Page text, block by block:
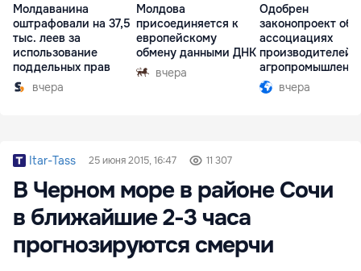
Молдаванина
оштрафовали на 37,5
тыс. леев за
использование
поддельных прав
вчера
Молдова
присоединяется к
европейскому
обмену данными ДНК
вчера
Одобрен
законопроект об
ассоциациях
производителей в
комплексе
вчера
Itar-Tass 25 июня 2015, 16:47 11 307
В Черном море в районе Сочи
в ближайшие 2-3 часа
прогнозируются смерчи